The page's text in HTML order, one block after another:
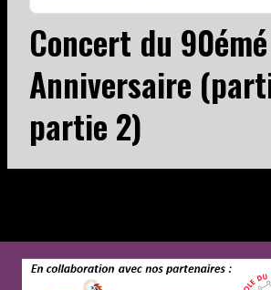
Concert du 90émé
Anniversaire
partie 2)